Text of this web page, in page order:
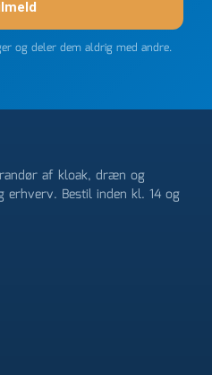
og deler dem aldrig med andre.
af kloak, dræn og
erhverv. Bestil inden kl. 14 og